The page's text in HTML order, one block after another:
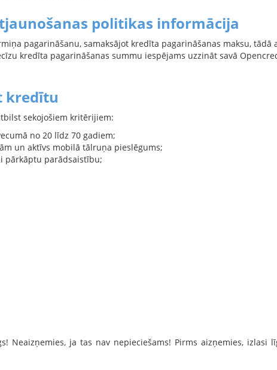
politikas informācija
pagarināšanu, samaksājot kredīta pagarināšanas maksu, tādā
kredīta pagarināšanas summu iespējams uzzināt savā
kredītu
sekojošiem kritērijiem:
no 20 līdz 70 gadiem;
un aktīvs mobilā tālruņa pieslēgums;
pārkāptu parādsaistību;
Neaizņemies, ja tas nav nepieciešams! Pirms aizņemies, izlasi